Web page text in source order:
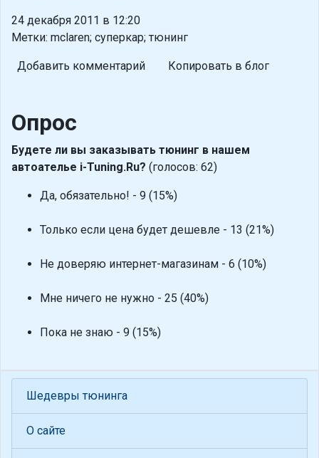
24 декабря 2011 в 12:20
Метки: mclaren; суперкар; тюнинг
Добавить комментарий Копировать в блог
Опрос
Будете ли вы заказывать тюнинг в нашем
автоателье i-Tuning.Ru? (голосов: 62)
Да, обязательно! - 9 (15%)
Только если цена будет дешевле - 13 (21%)
Не доверяю интернет-магазинам - 6 (10%)
Мне ничего не нужно - 25 (40%)
Пока не знаю - 9 (15%)
Шедевры тюнинга
О сайте